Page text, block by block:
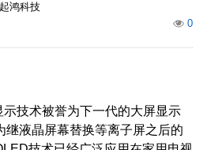
鸿科技
0
示技术被誉为下一代的大屏显示
继液晶屏幕替换等离子屏之后的